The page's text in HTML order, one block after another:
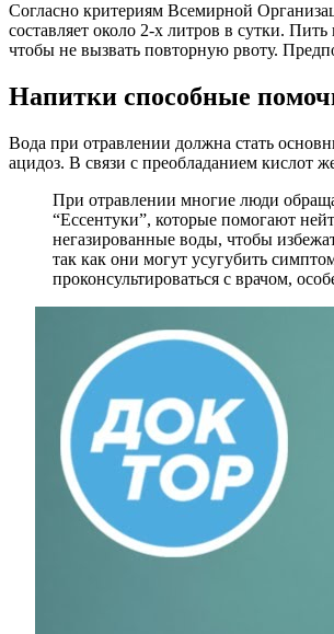
Согласно критериям Всемирной
составляет около 2-х литров в сутки.
чтобы не вызвать повторную рвоту.
Напитки способные
Вода при отравлении должна стать
ацидоз. В связи с преобладанием кислот
При отравлении многие люди
“Ессентуки”, которые помогают
негазированные воды, чтобы
так как они могут усугубить
проконсультироваться с врачом,